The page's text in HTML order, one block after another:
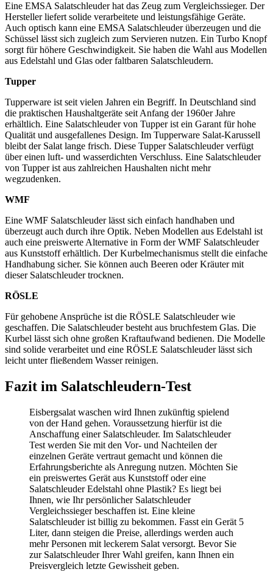
Eine EMSA Salatschleuder hat das Zeug zum Vergleichssieger. Der
Hersteller liefert solide verarbeitete und leistungsfähige Geräte.
Auch optisch kann eine EMSA Salatschleuder überzeugen und die
Schüssel lässt sich zugleich zum Servieren nutzen. Ein Turbo Knopf
sorgt für höhere Geschwindigkeit. Sie haben die Wahl aus Modellen
aus Edelstahl und Glas oder faltbaren Salatschleudern.
Tupper
Tupperware ist seit vielen Jahren ein Begriff. In Deutschland sind
die praktischen Haushaltgeräte seit Anfang der 1960er Jahre
erhältlich. Eine Salatschleuder von Tupper ist ein Garant für hohe
Qualität und ausgefallenes Design. Im Tupperware Salat-Karussell
bleibt der Salat lange frisch. Diese Tupper Salatschleuder verfügt
über einen luft- und wasserdichten Verschluss. Eine Salatschleuder
von Tupper ist aus zahlreichen Haushalten nicht mehr
wegzudenken.
WMF
Eine WMF Salatschleuder lässt sich einfach handhaben und
überzeugt auch durch ihre Optik. Neben Modellen aus Edelstahl ist
auch eine preiswerte Alternative in Form der WMF Salatschleuder
aus Kunststoff erhältlich. Der Kurbelmechanismus stellt die einfache
Handhabung sicher. Sie können auch Beeren oder Kräuter mit
dieser Salatschleuder trocknen.
RÖSLE
Für gehobene Ansprüche ist die RÖSLE Salatschleuder wie
geschaffen. Die Salatschleuder besteht aus bruchfestem Glas. Die
Kurbel lässt sich ohne großen Kraftaufwand bedienen. Die Modelle
sind solide verarbeitet und eine RÖSLE Salatschleuder lässt sich
leicht unter fließendem Wasser reinigen.
Fazit im Salatschleudern-Test
Eisbergsalat waschen wird Ihnen zukünftig spielend
von der Hand gehen. Voraussetzung hierfür ist die
Anschaffung einer Salatschleuder. Im Salatschleuder
Test werden Sie mit den Vor- und Nachteilen der
einzelnen Geräte vertraut gemacht und können die
Erfahrungsberichte als Anregung nutzen. Möchten Sie
ein preiswertes Gerät aus Kunststoff oder eine
Salatschleuder Edelstahl ohne Plastik? Es liegt bei
Ihnen, wie Ihr persönlicher Salatschleuder
Vergleichssieger beschaffen ist. Eine kleine
Salatschleuder ist billig zu bekommen. Fasst ein Gerät 5
Liter, dann steigen die Preise, allerdings werden auch
mehr Personen mit leckerem Salat versorgt. Bevor Sie
zur Salatschleuder Ihrer Wahl greifen, kann Ihnen ein
Preisvergleich letzte Gewissheit geben.